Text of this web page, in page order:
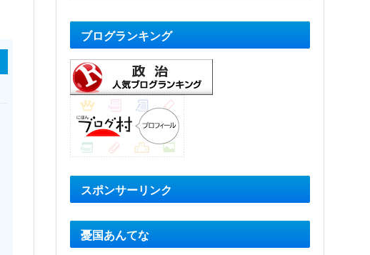
ブログランキング
スポンサーリンク
憂国あんてな